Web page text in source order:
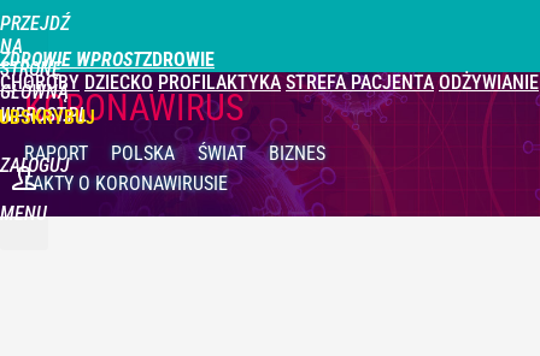
PRZEJDŹ
NA
STRONĘ
GŁÓWNĄ
WPROST.PL
ZDROWIE WPROST
CHOROBY DZIECKO PROFILAKTYKA STREFA PACJENTA ODŻYWIANIE
ZALOGUJ
MENU
KORONAWIRUS
RAPORT POLSKA ŚWIAT
BIZNES
FAKTY O KORONAWIRUSIE